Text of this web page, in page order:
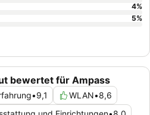
bewertet für Ampass
•9,1 WLAN•8,6
4%
5%